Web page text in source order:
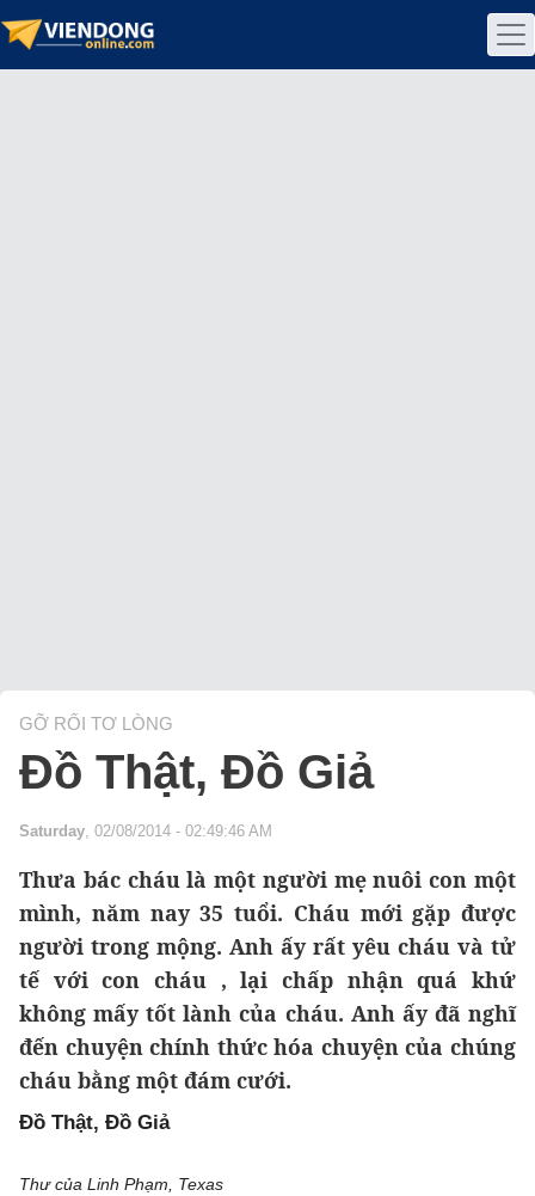
GỠ RỐI TƠ LÒNG
Đồ Thật, Đồ Giả
Saturday, 02/08/2014 - 02:49:46 AM
Thưa bác cháu là một người mẹ nuôi con một
mình, năm nay 35 tuổi. Cháu mới gặp được
người trong mộng. Anh ấy rất yêu cháu và tử
tế với con cháu , lại chấp nhận quá khứ
không mấy tốt lành của cháu. Anh ấy đã nghĩ
đến chuyện chính thức hóa chuyện của chúng
cháu bằng một đám cưới.
Đồ Thật, Đồ Giả
Thư của Linh Phạm, Texas